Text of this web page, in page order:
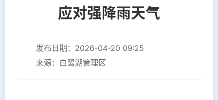
应对强降雨天气
发布日期：2026-04-20 09:25
来源：白鹭湖管理区